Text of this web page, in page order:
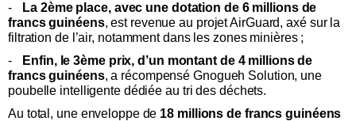
-
La 2ème place, avec une dotation de 6 millions de
francs guinéens, est revenue au projet AirGuard, axé sur la
filtration de l’air, notamment dans les zones minières ;
-
Enfin, le 3ème prix, d’un montant de 4 millions de
francs guinéens, a récompensé Gnogueh Solution, une
poubelle intelligente dédiée au tri des déchets.
Au total, une enveloppe de 18 millions de francs guinéens